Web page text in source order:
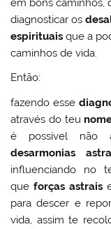
em bons caminhos,
diagnosticar os
espirituais que a
caminhos de vida.
Então:
fazendo esse
através do teu
é possível não
desarmonias
influenciando no
queforças astrais
para descer e
vida, assim te